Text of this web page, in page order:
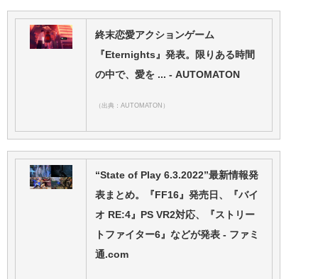
終末恋愛アクションゲーム
『Eternights』発表。限りある時間
の中で、愛を ... - AUTOMATON
（出典：AUTOMATON）
“State of Play 6.3.2022”最新情報発
表まとめ。『FF16』発売日、『バイ
オ RE:4』PS VR2対応、『ストリー
トファイター6』などが発表 - ファミ
通.com